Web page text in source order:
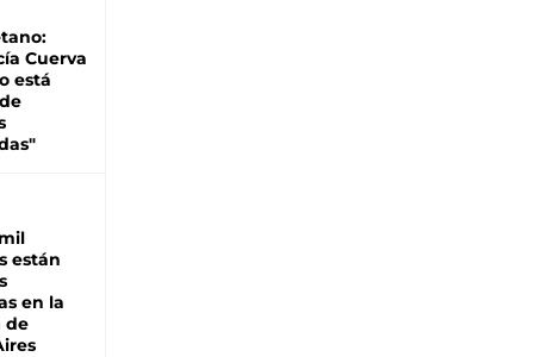
Cuerva
está
están
en la
de